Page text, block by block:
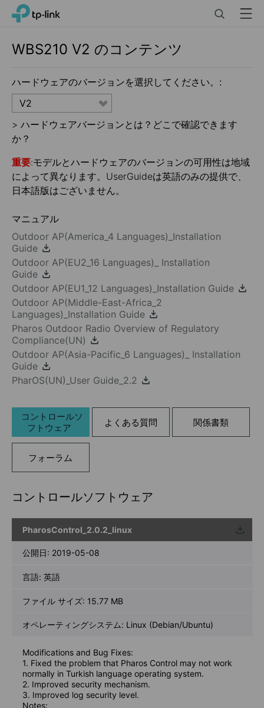
Click
the
navigation
TP-Link, Reliably Smart Menu
WBS210 V2 のコンテンツ
ハードウェアのバージョンを選択してください。:
V2
> ハードウェアバージョンとは？どこで確認できます
か？
重要:モデルとハードウェアのバージョンの可用性は地域
によって異なります。UserGuideは英語のみの提供で、
日本語版はございません。
マニュアル
Outdoor AP(America_4 Languages)_Installation
Guide
Outdoor AP(EU2_16 Languages)_ Installation
Guide
Outdoor AP(EU1_12 Languages)_Installation Guide
Outdoor AP(Middle-East-Africa_2
Languages)_Installation Guide
Pharos Outdoor Radio Overview of Regulatory
Compliance(UN)
Outdoor AP(Asia-Pacific_6 Languages)_ Installation
Guide
PharOS(UN)_User Guide_2.2
コントロールソ
フトウェア
よくある質問 関係書類
フォーラム
コントロールソフトウェア
PharosControl_2.0.2_linux
ウンロ
ード
公開日: 2019-05-08
言語: 英語
ファイル サイズ: 15.77 MB
オペレーティングシステム: Linux (Debian/Ubuntu)
Modifications and Bug Fixes:
1. Fixed the problem that Pharos Control may not work
normally in Turkish language operating system.
2. Improved security mechanism.
3. Improved log security level.
Notes: